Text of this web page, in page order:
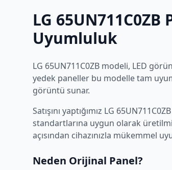
LG 65UN711C0ZB
Uyumluluk
LG 65UN711C0ZB modeli, LED
yedek paneller bu modelle tam
görüntü sunar.
Satışını yaptığımız LG 65UN711C0ZB
standartlarına uygun olarak
açısından cihazınızla mükemmel
Neden Orijinal Panel?